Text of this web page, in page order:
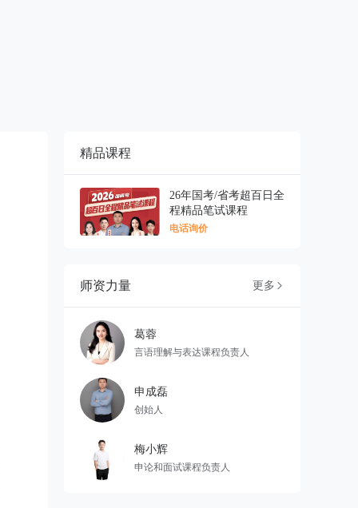
精品课程
26年国考/省考超百日全
程精品笔试课程
电话询价
师资力量 更多 
葛蓉
言语理解与表达课程负责人
申成磊
创始人
梅小辉
申论和面试课程负责人